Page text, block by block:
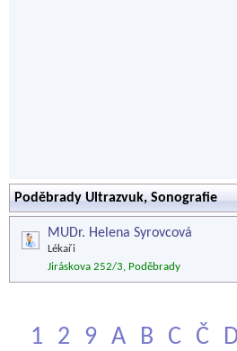
Poděbrady Ultrazvuk, Sonografie
MUDr. Helena Syrovcová
Lékaři
Jiráskova 252/3, Poděbrady
1 2 9 A B C Č